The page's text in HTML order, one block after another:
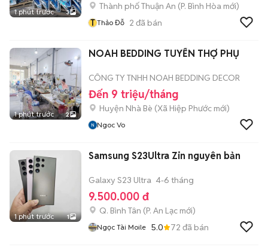
1 phút trước 3
Thành phố Thuận An (P. Bình Hòa mới)
T Thảo Đỗ 2 đã bán
1 phút trước 2
NOAH BEDDING TUYỂN THỢ PHỤ
CÔNG TY TNHH NOAH BEDDING DECOR
Đến 9 triệu/tháng
Huyện Nhà Bè (Xã Hiệp Phước mới)
Ngoc Vo
1 phút trước 1
Samsung S23Ultra Zin nguyên bản
Galaxy S23 Ultra 4-6 tháng
9.500.000 đ
Q. Bình Tân (P. An Lạc mới)
Ngọc Tài Moile 5.0 72 đã bán